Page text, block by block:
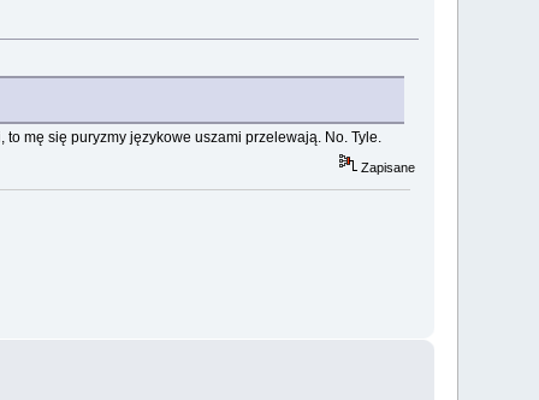
mę się puryzmy językowe uszami przelewają. No. Tyle.
Zapisane